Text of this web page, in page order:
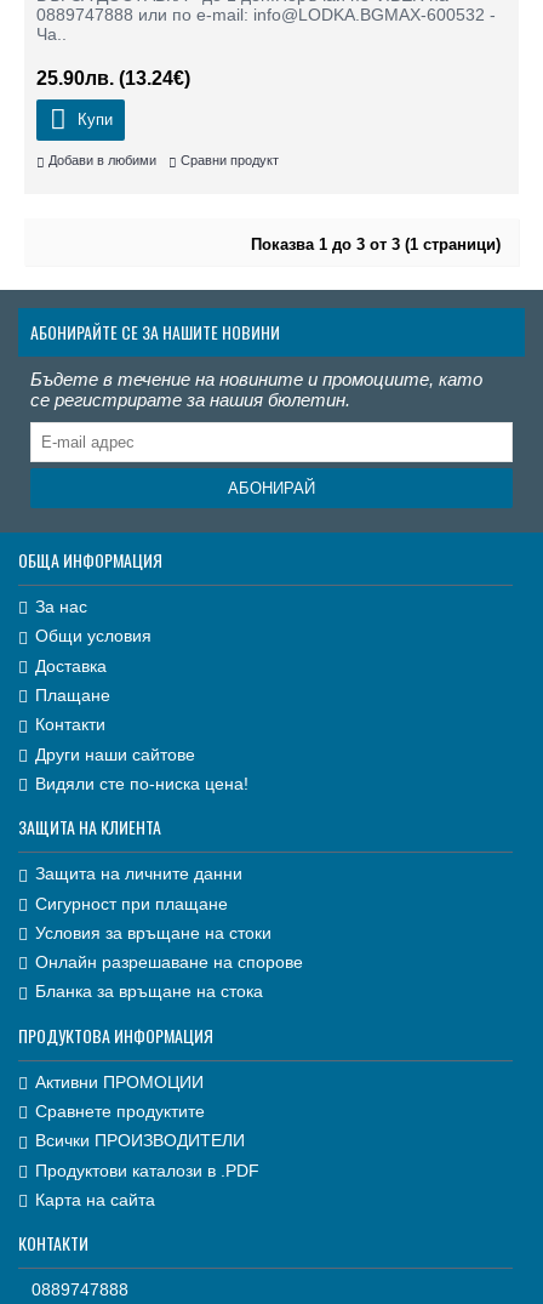
0889747888 или по e-mail: info@LODKA.BGMAX-600532 -
Ча..
25.90лв. (13.24€)
Купи
Добави в любими Сравни продукт
Показва 1 до 3 от 3 (1 страници)
АБОНИРАЙТЕ СЕ ЗА НАШИТЕ НОВИНИ
Бъдете в течение на новините и промоциите, като
се регистрирате за нашия бюлетин.
АБОНИРАЙ
ОБЩА ИНФОРМАЦИЯ
За нас
Общи условия
Доставка
Плащане
Контакти
Други наши сайтове
Видяли сте по-ниска цена!
ЗАЩИТА НА КЛИЕНТА
Защита на личните данни
Сигурност при плащане
Условия за връщане на стоки
Онлайн разрешаване на спорове
Бланка за връщане на стока
ПРОДУКТОВА ИНФОРМАЦИЯ
Активни ПРОМОЦИИ
Сравнете продуктите
Всички ПРОИЗВОДИТЕЛИ
Продуктови каталози в .PDF
Карта на сайта
КОНТАКТИ
0889747888